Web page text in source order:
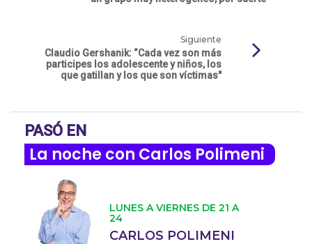
Siguiente
Claudio Gershanik: “Cada vez son más
participes los adolescente y niños, los
que gatillan y los que son víctimas"
PASÓ EN
La noche con Carlos Polimeni
LUNES A VIERNES DE 21 A
24
CARLOS POLIMENI